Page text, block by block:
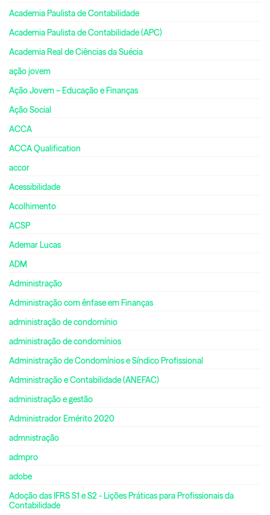
Academia Paulista de Contabilidade
Academia Paulista de Contabilidade (APC)
Academia Real de Ciências da Suécia
ação jovem
Ação Jovem – Educação e Finanças
Ação Social
ACCA
ACCA Qualification
accor
Acessibilidade
Acolhimento
ACSP
Ademar Lucas
ADM
Administração
Administração com ênfase em Finanças
administração de condomínio
administração de condomínios
Administração de Condomínios e Síndico Profissional
Administração e Contabilidade (ANEFAC)
administração e gestão
Administrador Emérito 2020
admnistração
admpro
adobe
Adoção das IFRS S1 e S2 - Lições Práticas para Profissionais da
Contabilidade